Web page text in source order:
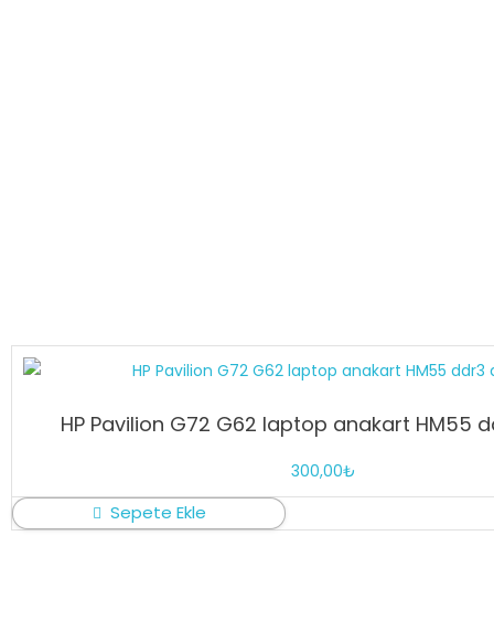
HP Pavilion G72 G62 laptop anakart HM55
300,00₺
Sepete Ekle